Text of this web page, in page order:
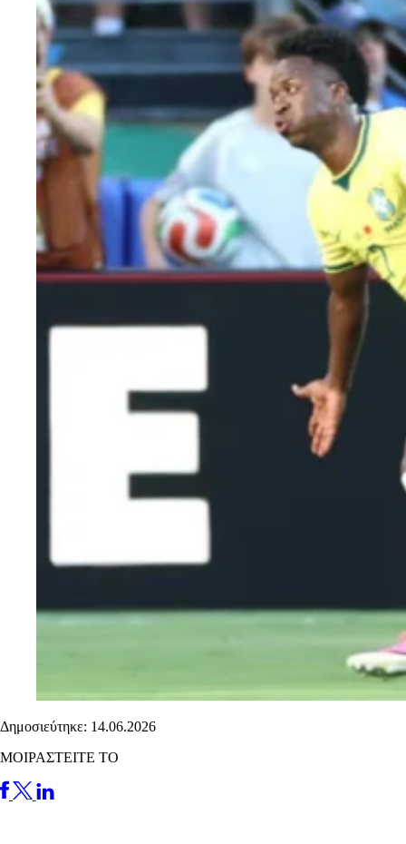
Δημοσιεύτηκε: 14.06.2026
ΜΟΙΡΑΣΤΕΙΤΕ ΤΟ